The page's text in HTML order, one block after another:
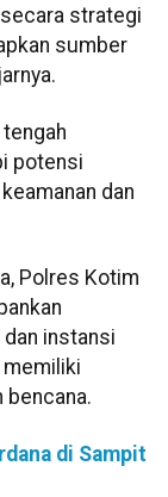
strategi
sumber
potensi
dan
Polres Kotim
instansi
memiliki
bencana.
di Sampit